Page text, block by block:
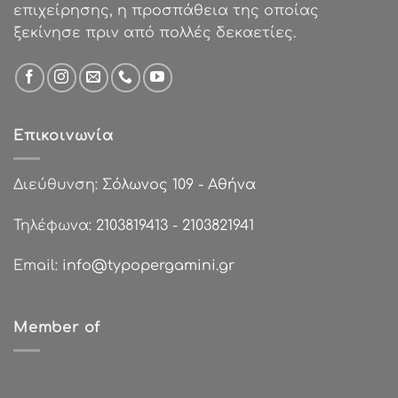
επιχείρησης, η προσπάθεια της οποίας
ξεκίνησε πριν από πολλές δεκαετίες.
Επικοινωνία
Διεύθυνση: Σόλωνος 109 - Αθήνα
Τηλέφωνα: 2103819413 - 2103821941
Email: info@typopergamini.gr
Member of